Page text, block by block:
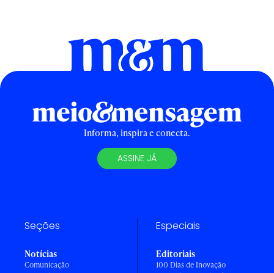
Informa, inspira e conecta.
ASSINE JÁ
Seções
Notícias
Comunicação
Especiais
Editoriais
100 Dias de Inovação